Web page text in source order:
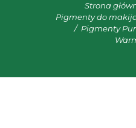
Strona
Pigmenty do
Pigmenty